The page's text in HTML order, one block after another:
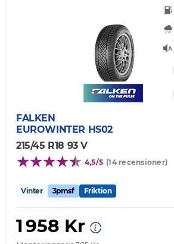
FALKEN
EUROWINTER HS02
215/45 R18 93 V
4,5/5 (14 recensioner)
Vinter 3pmsf Friktion
1 958 Kr